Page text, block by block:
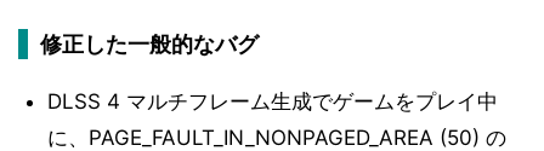
修正した一般的なバグ
DLSS 4 マルチフレーム生成でゲームをプレイ中
に、PAGE_FAULT_IN_NONPAGED_AREA (50) の